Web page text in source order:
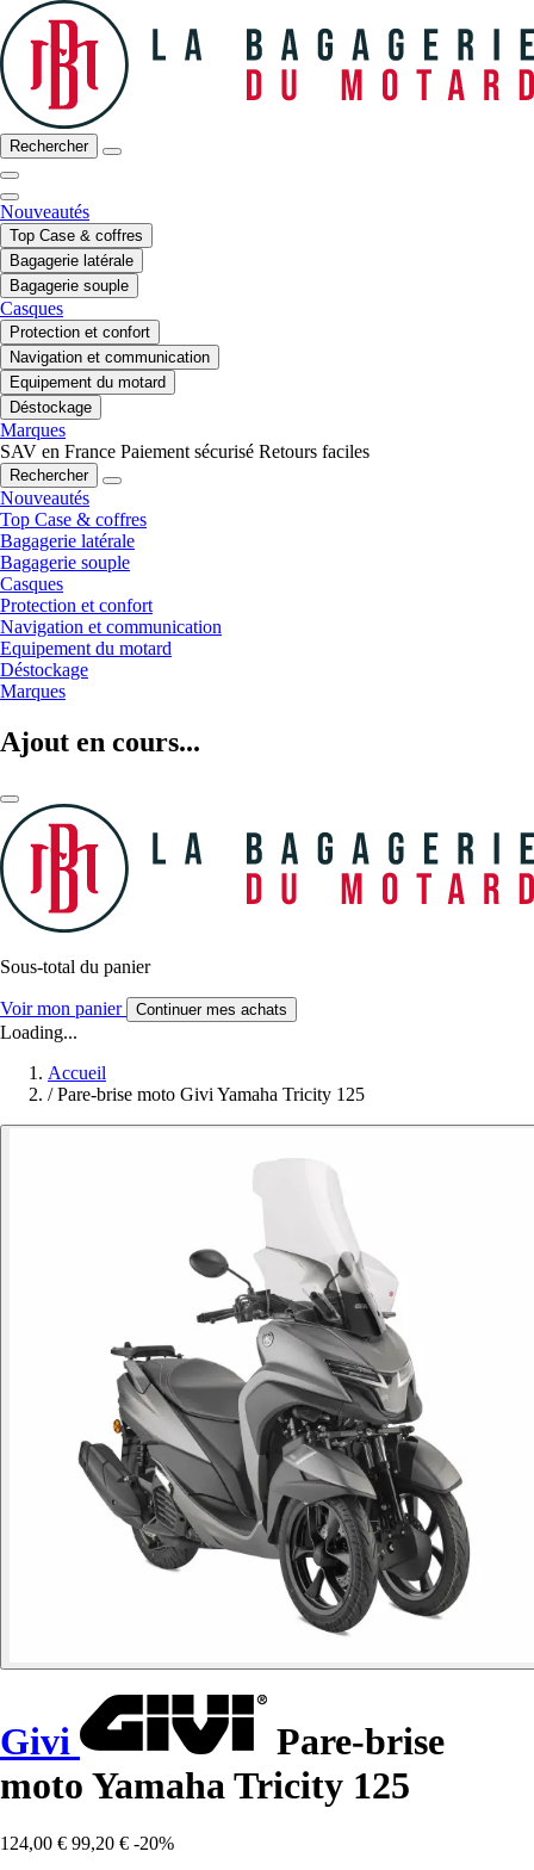
Rechercher
Nouveautés
Top Case & coffres
Bagagerie latérale
Bagagerie souple
Casques
Protection et confort
Navigation et communication
Equipement du motard
Déstockage
Marques
SAV en France Paiement sécurisé Retours faciles
Rechercher
Nouveautés
Top Case & coffres
Bagagerie latérale
Bagagerie souple
Casques
Protection et confort
Navigation et communication
Equipement du motard
Déstockage
Marques
Ajout en cours...
Sous-total du panier
Voir mon panier Continuer mes achats
Loading...
Accueil
/ Pare-brise moto Givi Yamaha Tricity 125
Givi
Pare-brise
moto Yamaha Tricity 125
124,00 € 99,20 € -20%